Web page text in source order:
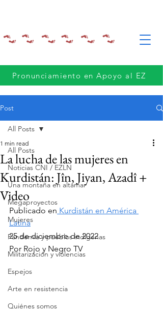
Pronunciamiento en Apoyo al EZ
Post
All Posts
Noticias CNI / EZLN
Una montaña en altamar
Megaproyectos
Mujeres
Pandemia y pueblos indígenas
Militarización y violencias
Espejos
Arte en resistencia
Quiénes somos
All Posts
La lucha de las mujeres en
Kurdistán: Jîn, Jiyan, Azadî +
Video
1 min read
Publicado en Kurdistán en América
Latina
25 de diciembre de 2022
Por Rojo y Negro TV